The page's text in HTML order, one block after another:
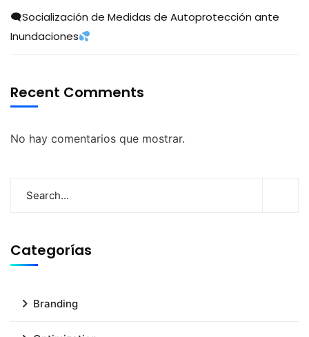
🗨Socialización de Medidas de Autoprotección ante
Inundaciones
Recent Comments
No hay comentarios que mostrar.
Categorías
Branding